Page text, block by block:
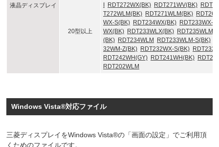
液晶ディスプレイ
20型以上
RDT272WX(BK) RDT271WV(BK)
T272WLM(BK) RDT271WLM(BK)
WX-S(BK) RDT234WX(BK) RDT233WX-
WX(BK) RDT233WLX(BK) RDT235WLM
(BK) RDT234WLM RDT233WLM-S(BK)
32WM-Z(BK) RDT232WX-S(BK)
RDT242WH(GY) RDT241WH(BK)
RDT202WLM
Windows Vista®対応ファイル
三菱ディスプレイをWindows Vista®の「画面の設定」でご利用頂
くためのファイルです。